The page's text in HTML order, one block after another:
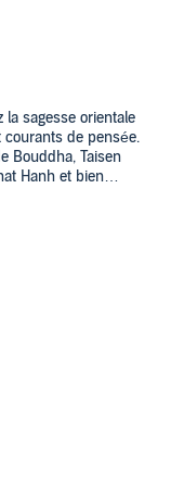
sagesse orientale
de pensée.
Bouddha, Taisen
Hanh et bien
et dans la réalisation
d'entre elles touche